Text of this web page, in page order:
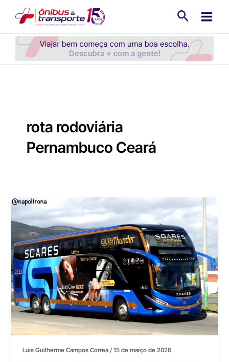
conteúdo
rota rodoviária
Pernambuco Ceará
Luís Guilherme Campos Correa/15 de março de 2026